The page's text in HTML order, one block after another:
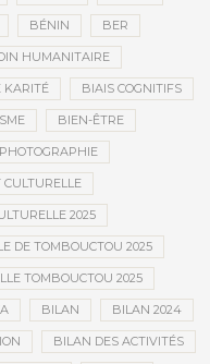
BÉNIN BER
HUMANITAIRE
KARITÉ BIAIS COGNITIFS
BIEN-ÊTRE
2025
DE TOMBOUCTOU 2025
TOMBOUCTOU 2025
BILAN BILAN 2024
BILAN DES ACTIVITÉS